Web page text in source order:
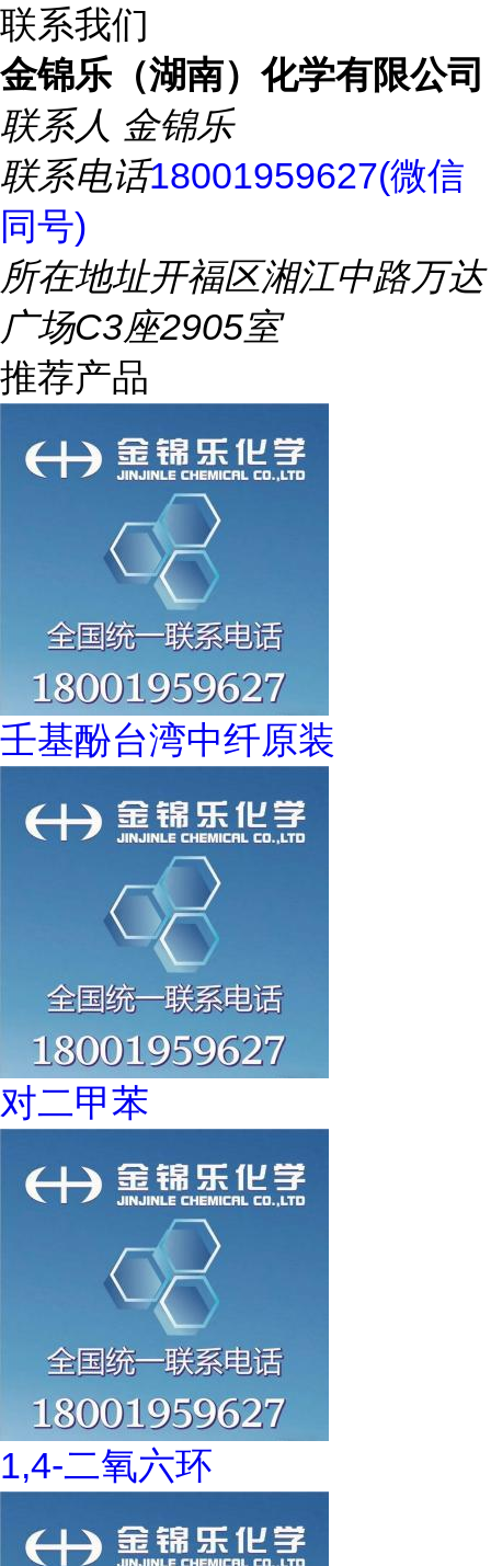
联系我们
金锦乐（湖南）化学有限公司
联系人 金锦乐
联系电话18001959627(微信
同号)
所在地址开福区湘江中路万达
广场C3座2905室
推荐产品
壬基酚台湾中纤原装
对二甲苯
1,4-二氧六环